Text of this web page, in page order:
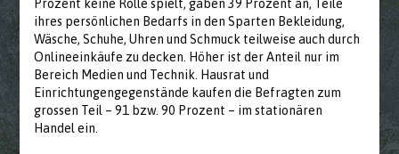
Prozent keine Rolle spielt, gaben 39 Prozent an, Teile
ihres persönlichen Bedarfs in den Sparten Bekleidung,
Wäsche, Schuhe, Uhren und Schmuck teilweise auch durch
Onlineeinkäufe zu decken. Höher ist der Anteil nur im
Bereich Medien und Technik. Hausrat und
Einrichtungengegenstände kaufen die Befragten zum
grossen Teil – 91 bzw. 90 Prozent – im stationären
Handel ein.